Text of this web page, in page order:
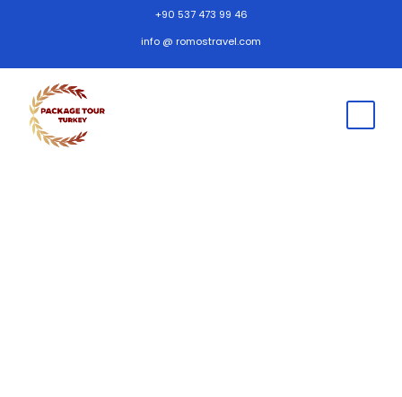
+90 537 473 99 46
info @ romostravel.com